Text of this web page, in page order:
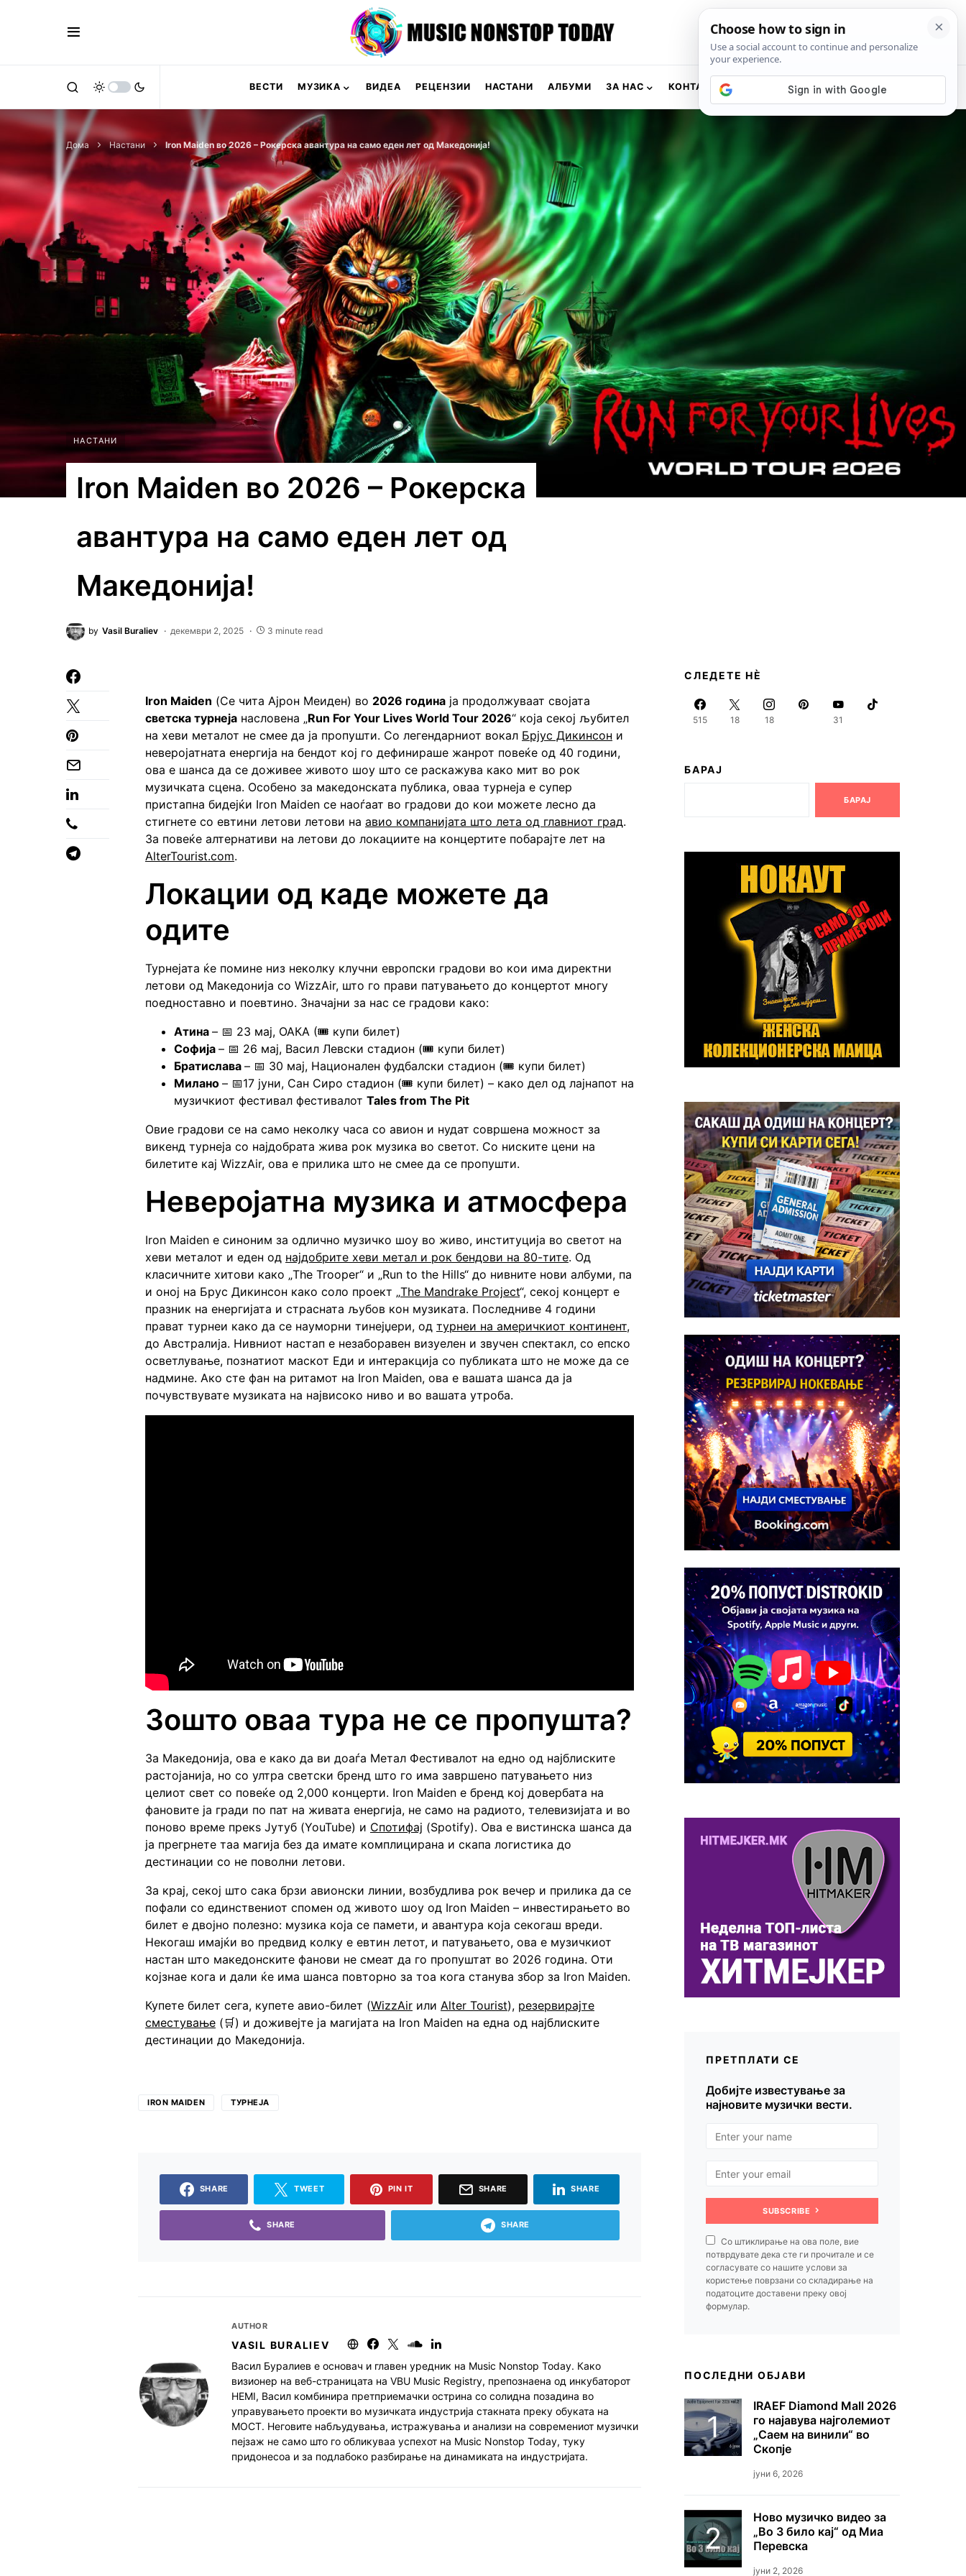
ВЕСТИ МУЗИКА ВИДЕА РЕЦЕНЗИИ НАСТАНИ АЛБУМИ ЗА НАС КОНТАКТ NEWSLETTER
Дома Настани Iron Maiden во 2026 – Рокерска авантура на само еден лет од Македонија!
НАСТАНИ
Iron Maiden во 2026 – Рокерска
авантура на само еден лет од
Македонија!
by Vasil Buraliev декември 2, 2025 3 minute read
Iron Maiden (Се чита Ајрон Меиден) во 2026 година ја продолжуваат својата
светска турнеја насловена „Run For Your Lives World Tour 2026“ која секој љубител
на хеви металот не смее да ја пропушти. Со легендарниот вокал Брјуc Дикинсон и
неверојатната енергија на бендот кој го дефинираше жанрот повеќе од 40 години,
ова е шанса да се доживее живото шоу што се раскажува како мит во рок
музичката сцена. Особено за македонската публика, оваа турнеја е супер
пристапна бидејќи Iron Maiden се наоѓаат во градови до кои можете лесно да
стигнете со евтини летови летови на авио компанијата што лета од главниот град.
За повеќе алтернативи на летови до локациите на концертите побарајте лет на
AlterTourist.com.
Локации од каде можете да
одите
Турнејата ќе помине низ неколку клучни европски градови во кои има директни
летови од Македонија со WizzAir, што го прави патувањето до концертот многу
поедноставно и поевтино. Значајни за нас се градови како:
Атина – 📅 23 мај, ОАКА (🎟️ купи билет)
Софија – 📅 26 мај, Васил Левски стадион (🎟️ купи билет)
Братислава – 📅 30 мај, Национален фудбалски стадион (🎟️ купи билет)
Милано – 📅17 јуни, Сан Сиро стадион (🎟️ купи билет) – како дел од лајнапот на
музичкиот фестивал фестивалот Tales from The Pit
Овие градови се на само неколку часа со авион и нудат совршена можност за
викенд турнеја со најдобрата жива рок музика во светот. Со ниските цени на
билетите кај WizzAir, ова е прилика што не смее да се пропушти.
Неверојатна музика и атмосфера
Iron Maiden е синоним за одлично музичко шоу во живо, институција во светот на
хеви метaлот и еден од најдобрите хеви метал и рок бендови на 80-тите. Од
класичните хитови како „The Trooper“ и „Run to the Hills“ до нивните нови албуми, па
и оној на Брус Дикинсон како соло проект „The Mandrake Project“, секој концерт е
празник на енергијата и страсната љубов кон музиката. Последниве 4 години
прават турнеи како да се науморни тинејџери, од турнеи на америчкиот континент,
до Австралија. Нивниот настап е незаборавен визуелен и звучен спектакл, со епско
осветлување, познатиот маскот Еди и интеракција со публиката што не може да се
надмине. Ако сте фан на ритамот на Iron Maiden, ова е вашата шанса да ја
почувствувате музиката на највисоко ниво и во вашата утроба.
Зошто оваа тура не се пропушта?
За Македонија, ова е како да ви доаѓа Метал Фестивалот на едно од најблиските
растојанија, но со ултра светски бренд што го има завршено патувањето низ
целиот свет со повеќе од 2,000 концерти. Iron Maiden е бренд кој довербата на
фановите ја гради по пат на живата енергија, не само на радиото, телевизијата и во
поново време прекѕ Јутуб (YouTube) и Спотифај (Spotify). Ова е вистинска шанса да
ја прегрнете таа магија без да имате комплицирана и скапа логистика до
дестинации со не поволни летови.
За крај, секој што сака брзи авионски линии, возбудлива рок вечер и прилика да се
пофали со единствениот спомен од живото шоу од Iron Maiden – инвестирањето во
билет е двојно полезно: музика која се памети, и авантура која секогаш вреди.
Некогаш имајќи во предвид колку е евтин летот, и патувањето, ова е музичкиот
настан што македонските фанови не смеат да го пропуштат во 2026 година. Оти
којзнае кога и дали ќе има шанса повторно за тоа кога станува збор за Iron Maiden.
Купете билет сега, купете авио-билет (WizzAir или Alter Tourist), резервирајте
сместување (🛒) и доживејте ја магијата на Iron Maiden на една од најблиските
дестинации до Македонија.
IRON MAIDEN ТУРНЕЈА
SHARE TWEET PIN IT SHARE SHARE
SHARE SHARE
AUTHOR
VASIL BURALIEV
Васил Буралиев е основач и главен уредник на Music Nonstop Today. Како
визионер на веб-страницата на VBU Music Registry, препознаена од инкубаторот
HEMI, Васил комбинира претприемачки острина со солидна позадина во
управувањето проекти во музичката индустрија стакната преку обуката на
МОСТ. Неговите набљудувања, истражувања и анализи на современиот музички
пејзаж не само што го обликуваа успехот на Music Nonstop Today, туку
придонесоа и за подлабоко разбирање на динамиката на индустријата.
СЛЕДЕТЕ НЀ
515 18 18 31
БАРАЈ
БАРАЈ
ПРЕТПЛАТИ СЕ
Добијте известување за
најновите музички вести.
SUBSCRIBE
Со штиклирање на ова поле, вие
потврдувате дека сте ги прочитале и се
согласувате со нашите услови за
користење поврзани со складирање на
податоците доставени преку овој
формулар.
ПОСЛЕДНИ ОБЈАВИ
IRAEF Diamond Mall 2026
го најавува најголемиот
„Саем на винили“ во
Скопје
јуни 6, 2026
Ново музичко видео за
„Во 3 било кај“ од Миа
Перевска
јуни 2, 2026